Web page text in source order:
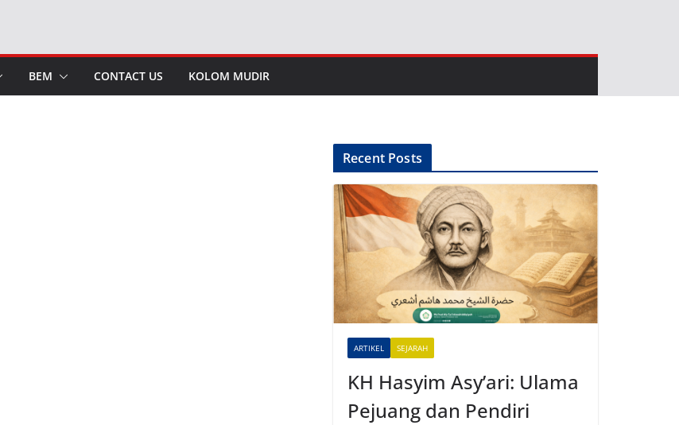
BEM CONTACT US KOLOM MUDIR
Recent Posts
ARTIKEL SEJARAH
KH Hasyim Asy’ari: Ulama
Pejuang dan Pendiri